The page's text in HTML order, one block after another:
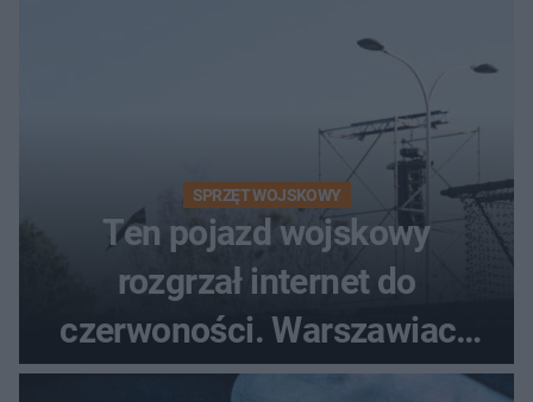
SPRZĘT WOJSKOWY
Ten pojazd wojskowy
rozgrzał internet do
czerwoności. Warszawiacy
pytali, czy to Mad Max!